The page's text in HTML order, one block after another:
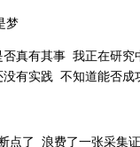
梦
真有其事 我正在研究
有实践 不知道能否成
点了 浪费了一张采集